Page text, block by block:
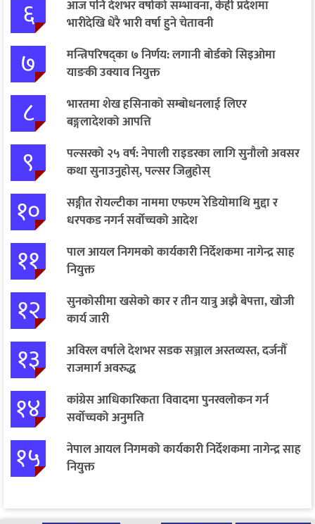
६
आज पनि देशभर वर्षाको सम्भावना, केही प्रदेशमा
भारीदेखि धेरै भारी वर्षा हुने चेतावनी
७
मन्त्रिपरिषद्का ७ निर्णय: लगानी बोर्डको सिइओमा
याङकी उक्याव नियुक्त
८
भारतमा शेख हसिनाको सम्बोधनलाई लिएर
बङ्गलादेशको आपत्ति
९
पल्सरको २५ वर्ष: नेपाली राइडरका लागि सुनौलो अवसर
कथा सुनाउनुहोस्, पल्सर जित्नुहोस्
१०
सङ्गीत रोयल्टीका नाममा एफएम रेडियोमाथि मुद्दा र
धरपकड नगर्न सर्वोच्चको आदेश
११
पाल आयल निगमको कार्यकारी निर्देशकमा नागेन्द्र साह
नियुक्त
१२
सुनकोसीमा खसेको कार र तीन यात्रु अझै बेपत्ता, खोजी
कार्य जारी
१३
अविरल वर्षाले देशभर सडक सञ्जाल अस्तव्यस्त, दर्जनौँ
राजमार्ग अवरुद्ध
१४
कांग्रेस आधिकारिकता विवादमा पुनरवलोकन गर्न
सर्वोच्चको अनुमति
१५
नेपाल आयल निगमको कार्यकारी निर्देशकमा नागेन्द्र साह
नियुक्त